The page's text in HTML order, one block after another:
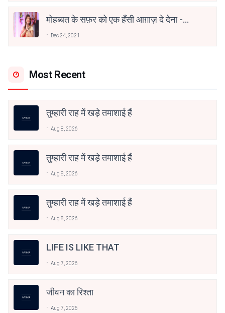
मोहब्बत के सफ़र को एक हँसी आग़ाज़ दे देना -
Dec 24, 2021
Most Recent
तुम्हारी राह में खड़े तमाशाई हैं
Aug 8, 2026
तुम्हारी राह में खड़े तमाशाई हैं
Aug 8, 2026
तुम्हारी राह में खड़े तमाशाई हैं
Aug 8, 2026
LIFE IS LIKE THAT
Aug 7, 2026
जीवन का रिश्ता
Aug 7, 2026